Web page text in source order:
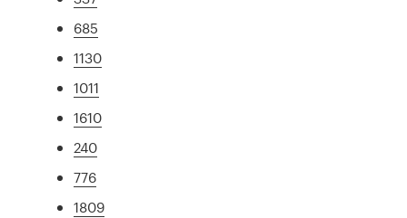
685
1130
1011
1610
240
776
1809